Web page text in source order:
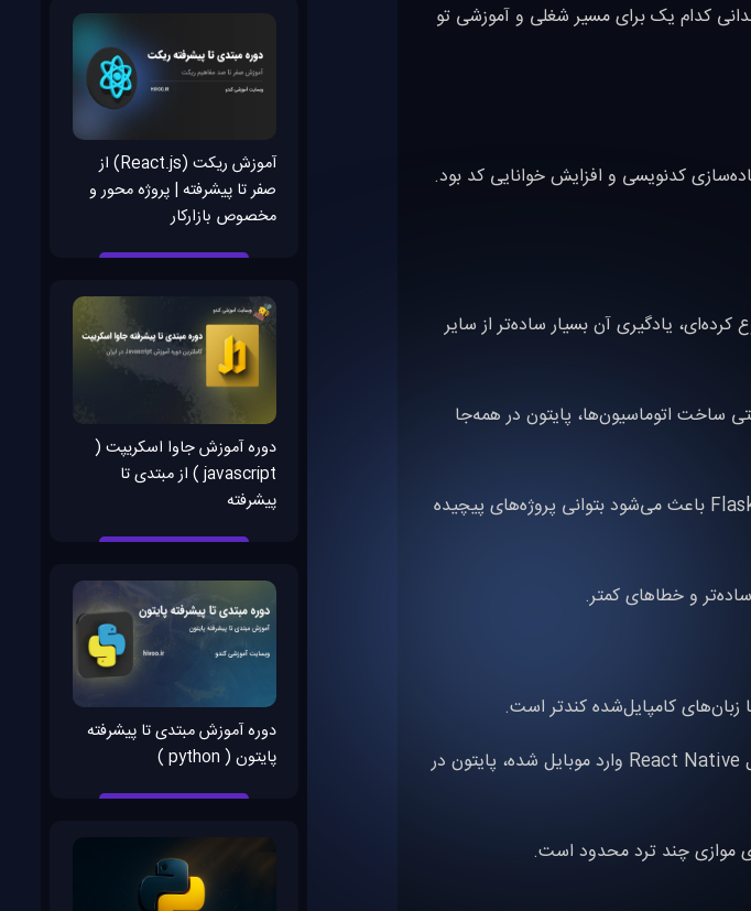
کدام یک برای مسیر شغلی و آموزشی تو
شد. هدف اصلی آن، ساده‌سازی کدنویسی و افزایش خوانایی کد بود.
یادگیری آن بسیار ساده‌تر از سایر
ساخت اتوماسیون‌ها، پایتون در همه‌جا
وجود ابزارهایی مانند NumPy، Pandas، Django و Flask باعث می‌شود بتوانی پروژه‌های پیچیده
و خطاهای کمتر.
برخلاف JavaScript که با فریم‌ورک‌هایی مثل React Native وارد موبایل شده، پایتون در
آموزش ریکت (React.js) از
صفر تا پیشرفته | پروژه محور و
مخصوص بازارکار
دوره آموزش جاوا اسکریپت (
javascript ) از مبتدی تا
پیشرفته
دوره آموزش مبتدی تا پیشرفته
پایتون ( python )